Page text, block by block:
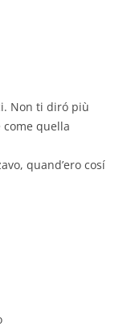
Non ti diró più
come quella
quand’ero cosí